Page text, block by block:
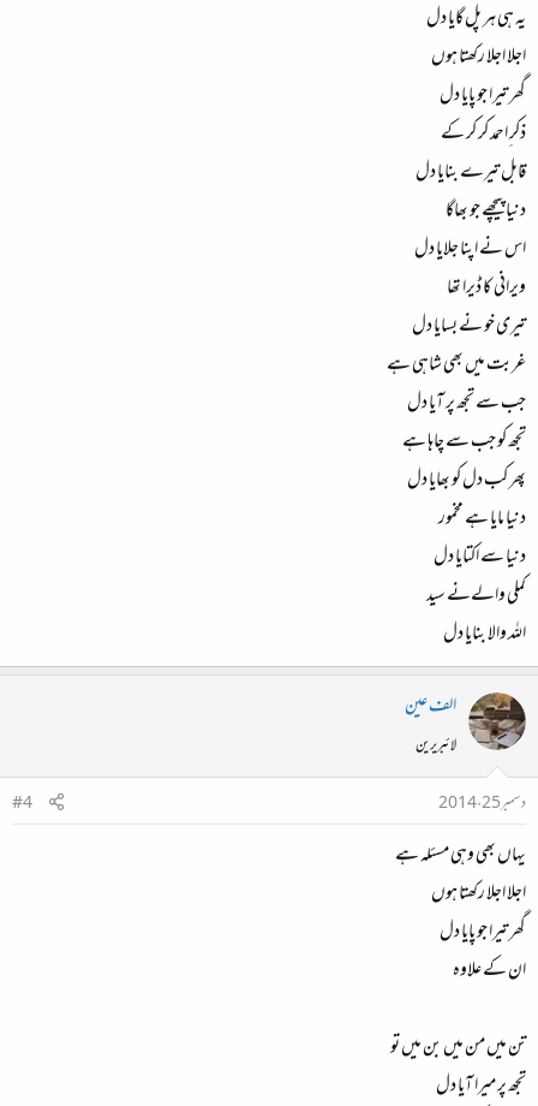
یہ ہی ہر پل گایا دل
اجلا اجلا رکھتا ہوں
گھر تیرا جو پایا دل
ذکر ِاحمد کر کر کے
قابل تیرے بنایا دل
دنیا پیچھے جو بھاگا
اس نے اپنا جلایا دل
ویرانی کا ڈیرا تھا
تیری خو نے بسایا دل
غربت میں بھی شاہی ہے
جب سے تجھ پر آیا دل
تجھ کو جب سے چاہا ہے
پھر کب دل کو بھایا دل
دنیا مایا ہے مخمور
دنیا سے اکتایا دل
کملی والےنے سید
اللہ والا بنایا دل
الف عین
لائبریرین
دسمبر 25، 2014
#4
یہاں بھی وہی مسئلہ ہے
اجلا اجلا رکھتا ہوں
گھر تیرا جو پایا دل
ان کے علاوہ
تن میں من میں بن میں تو
تجھ پر میرا آیا دل